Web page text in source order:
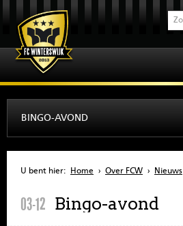
BINGO-AVOND
U bent hier: Home › Over FCW › Nieuws
03-12 Bingo-avond